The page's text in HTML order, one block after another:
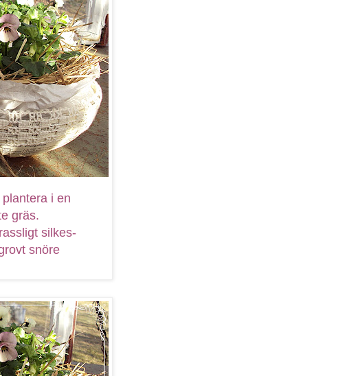
i en
gräs.
silkes-
snöre